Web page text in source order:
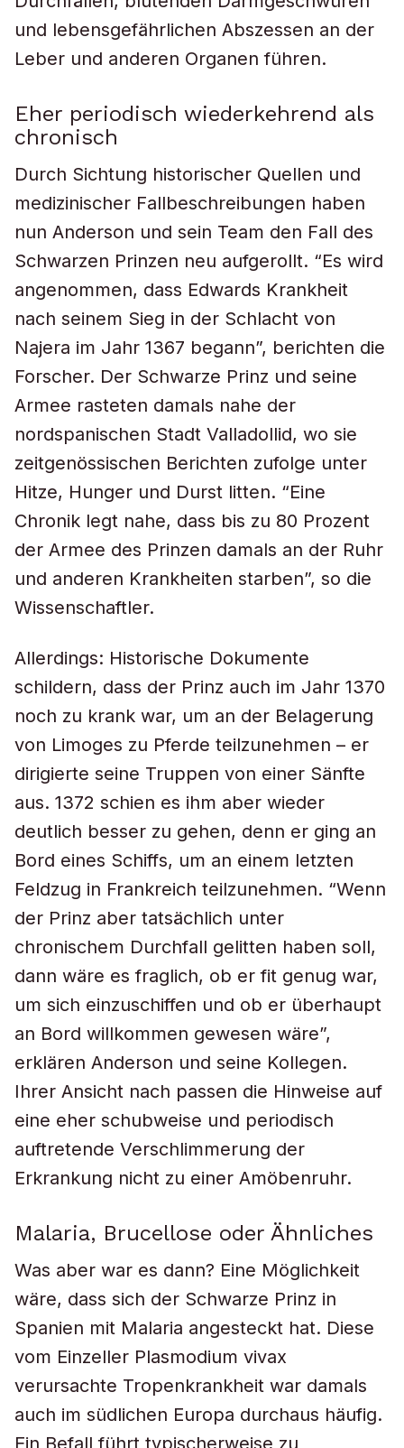
und lebensgefährlichen Abszessen an der
Leber und anderen Organen führen.
Eher periodisch wiederkehrend als
chronisch
Durch Sichtung historischer Quellen und
medizinischer Fallbeschreibungen haben
nun Anderson und sein Team den Fall des
Schwarzen Prinzen neu aufgerollt. “Es wird
angenommen, dass Edwards Krankheit
nach seinem Sieg in der Schlacht von
Najera im Jahr 1367 begann”, berichten die
Forscher. Der Schwarze Prinz und seine
Armee rasteten damals nahe der
nordspanischen Stadt Valladollid, wo sie
zeitgenössischen Berichten zufolge unter
Hitze, Hunger und Durst litten. “Eine
Chronik legt nahe, dass bis zu 80 Prozent
der Armee des Prinzen damals an der Ruhr
und anderen Krankheiten starben”, so die
Wissenschaftler.
Allerdings: Historische Dokumente
schildern, dass der Prinz auch im Jahr 1370
noch zu krank war, um an der Belagerung
von Limoges zu Pferde teilzunehmen – er
dirigierte seine Truppen von einer Sänfte
aus. 1372 schien es ihm aber wieder
deutlich besser zu gehen, denn er ging an
Bord eines Schiffs, um an einem letzten
Feldzug in Frankreich teilzunehmen. “Wenn
der Prinz aber tatsächlich unter
chronischem Durchfall gelitten haben soll,
dann wäre es fraglich, ob er fit genug war,
um sich einzuschiffen und ob er überhaupt
an Bord willkommen gewesen wäre”,
erklären Anderson und seine Kollegen.
Ihrer Ansicht nach passen die Hinweise auf
eine eher schubweise und periodisch
auftretende Verschlimmerung der
Erkrankung nicht zu einer Amöbenruhr.
Malaria, Brucellose oder Ähnliches
Was aber war es dann? Eine Möglichkeit
wäre, dass sich der Schwarze Prinz in
Spanien mit Malaria angesteckt hat. Diese
vom Einzeller Plasmodium vivax
verursachte Tropenkrankheit war damals
auch im südlichen Europa durchaus häufig.
Ein Befall führt typischerweise zu